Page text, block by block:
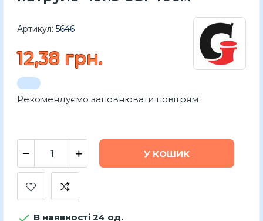
Артикул: 5646
12,38 грн.
Рекомендуємо заповнювати повітрям
У КОШИК
 В наявності 24 од.